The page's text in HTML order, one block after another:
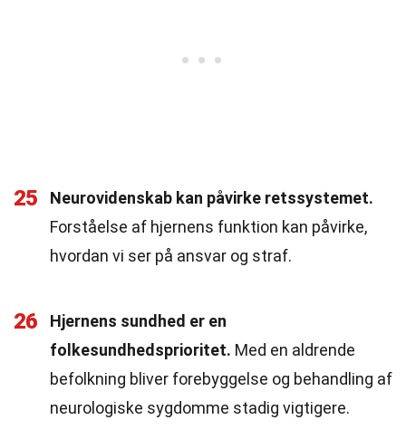
25
Neurovidenskab kan påvirke retssystemet.
Forståelse af hjernens funktion kan påvirke,
hvordan vi ser på ansvar og straf.
26
Hjernens sundhed er en
folkesundhedsprioritet. Med en aldrende
befolkning bliver forebyggelse og behandling af
neurologiske sygdomme stadig vigtigere.